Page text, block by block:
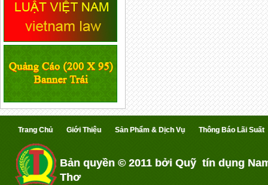
Trang Chủ Giới Thiệu Sản Phẩm & Dịch Vụ Thông Báo Lãi Suất
Bản quyền © 2011 bởi Quỹ tín dụng
Thơ